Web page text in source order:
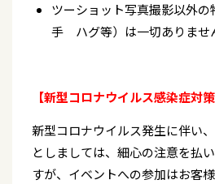
ツーショット写真撮影以外
手 ハグ等）は一切ありませ
【新型コロナウイルス感染症対策
新型コロナウイルス発生に伴い
としましては、細心の注意を払
すが、イベントへの参加はお客